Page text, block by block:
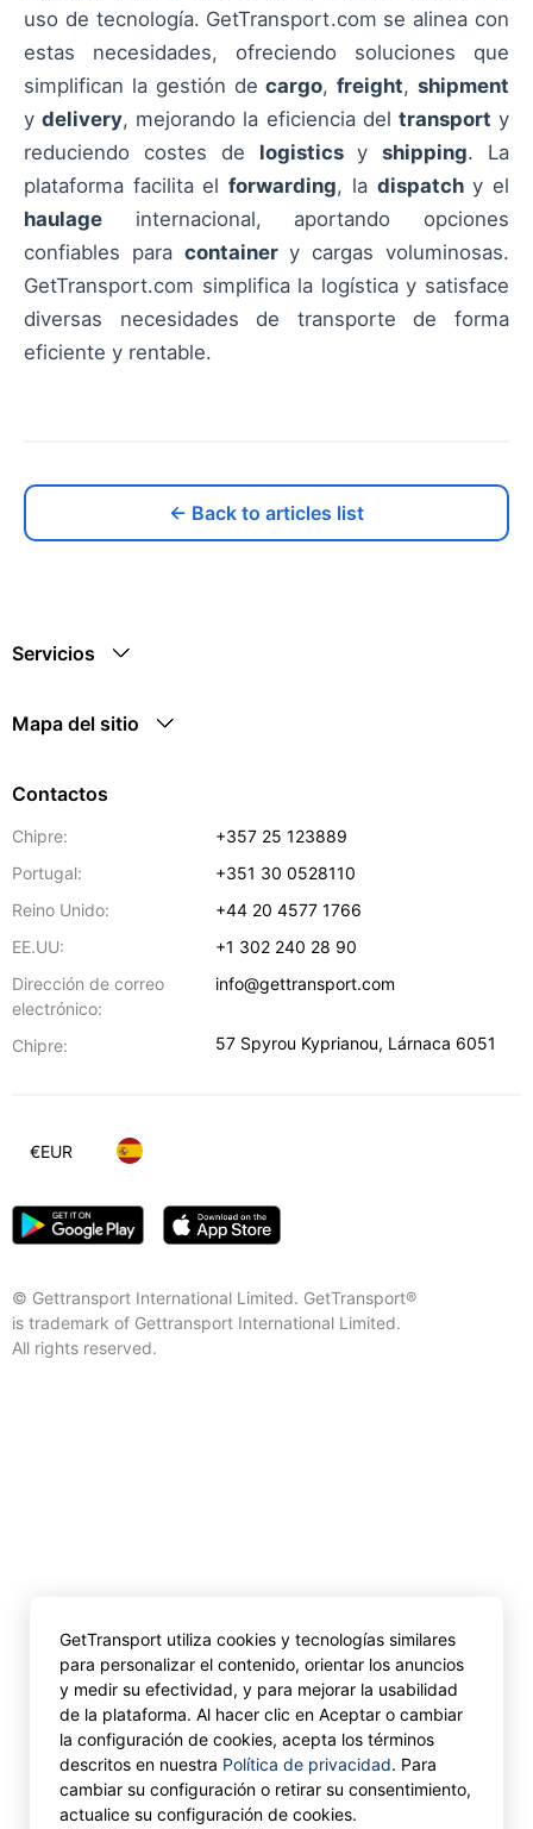
uso de tecnología. GetTransport.com se alinea con
estas necesidades, ofreciendo soluciones que
simplifican la gestión decargo,freight,shipment
ydelivery, mejorando la eficiencia del transport y
reduciendo costes de logisticsyshipping. La
plataforma facilita elforwarding, la dispatchy el
haulage internacional, aportando opciones
confiables para containery cargas voluminosas.
GetTransport.com simplifica la logística y satisface
diversas necesidades de transporte de forma
eficiente y rentable.
← Back to articles list
Servicios
Mapa del sitio
Contactos
Chipre:
+357 25 123889
Portugal:
+351 30 0528110
Reino Unido:
+44 20 4577 1766
EE.UU:
+1 302 240 28 90
Dirección de correo
electrónico:
info@gettransport.com
Chipre: 57 Spyrou Kyprianou, Lárnaca 6051
© Gettransport International Limited. GetTransport®
is trademark of Gettransport International Limited.
All rights reserved.
€EUR
GetTransport utiliza cookies y tecnologías similares
para personalizar el contenido, orientar los anuncios
y medir su efectividad, y para mejorar la usabilidad
de la plataforma. Al hacer clic en Aceptar o cambiar
la configuración de cookies, acepta los términos
descritos en nuestra Política de privacidad. Para
cambiar su configuración o retirar su consentimiento,
actualice su configuración de cookies.